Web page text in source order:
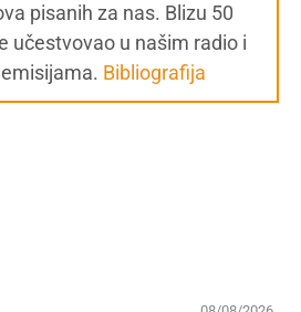
pisanih za nas. Blizu 50
učestvovao u našim radio i
Bibliografija